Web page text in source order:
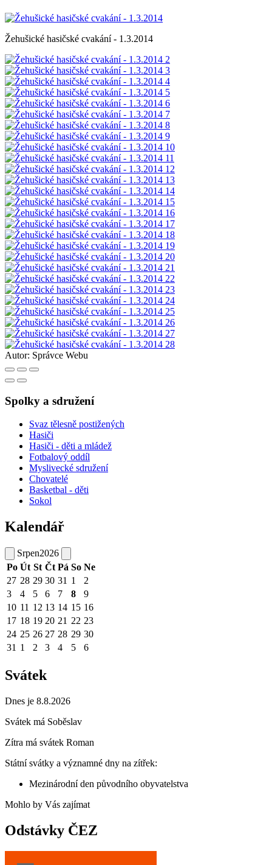
Žehušické hasičské cvakání - 1.3.2014
Autor: Správce Webu
Spolky a sdružení
Svaz tělesně postižených
Hasiči
Hasiči - děti a mládež
Fotbalový oddíl
Myslivecké sdružení
Chovatelé
Basketbal - děti
Sokol
Kalendář
Srpen2026
Po Út St Čt Pá So Ne
27 28 29 30 31 1
2
3
4 5 6 7 8
9
10 11 12 13 14 15 16
17 18 19 20 21 22 23
24 25 26 27 28 29 30
31 1 2 3 4 5 6
Svátek
Dnes je 8.8.2026
Svátek má Soběslav
Zítra má svátek Roman
Státní svátky a významné dny na zítřek:
Mezinárodní den původního obyvatelstva
Mohlo by Vás zajímat
Odstávky ČEZ